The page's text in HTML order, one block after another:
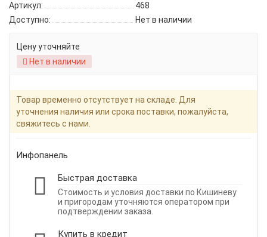
Артикул:
468
Доступно:
Нет в наличии
Цену уточняйте
Нет в наличии
Товар временно отсутствует на складе. Для
уточнения наличия или срока поставки, пожалуйста,
свяжитесь с нами.
Инфопанель
Быстрая доставка
Стоимость и условия доставки по Кишиневу
и пригородам уточняются оператором при
подтверждении заказа.
Купить в кредит